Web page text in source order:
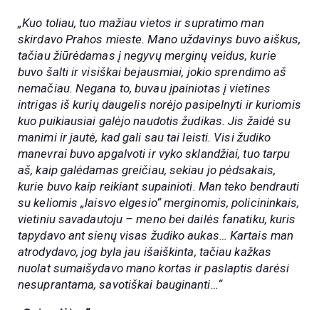
„Kuo toliau, tuo mažiau vietos ir supratimo man
skirdavo Prahos mieste. Mano uždavinys buvo aiškus,
tačiau žiūrėdamas į negyvų merginų veidus, kurie
buvo šalti ir visiškai bejausmiai, jokio sprendimo aš
nemačiau. Negana to, buvau įpainiotas į vietines
intrigas iš kurių daugelis norėjo pasipelnyti ir kuriomis
kuo puikiausiai galėjo naudotis žudikas. Jis žaidė su
manimi ir jautė, kad gali sau tai leisti. Visi žudiko
manevrai buvo apgalvoti ir vyko sklandžiai, tuo tarpu
aš, kaip galėdamas greičiau, sekiau jo pėdsakais,
kurie buvo kaip reikiant supainioti. Man teko bendrauti
su keliomis „laisvo elgesio“ merginomis, policininkais,
vietiniu savadautoju – meno bei dailės fanatiku, kuris
tapydavo ant sienų visas žudiko aukas… Kartais man
atrodydavo, jog byla jau išaiškinta, tačiau kažkas
nuolat sumaišydavo mano kortas ir paslaptis darėsi
nesuprantama, savotiškai bauginanti…“